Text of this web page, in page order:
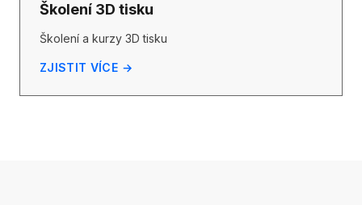
Školení 3D tisku
Školení a kurzy 3D tisku
ZJISTIT VÍCE →